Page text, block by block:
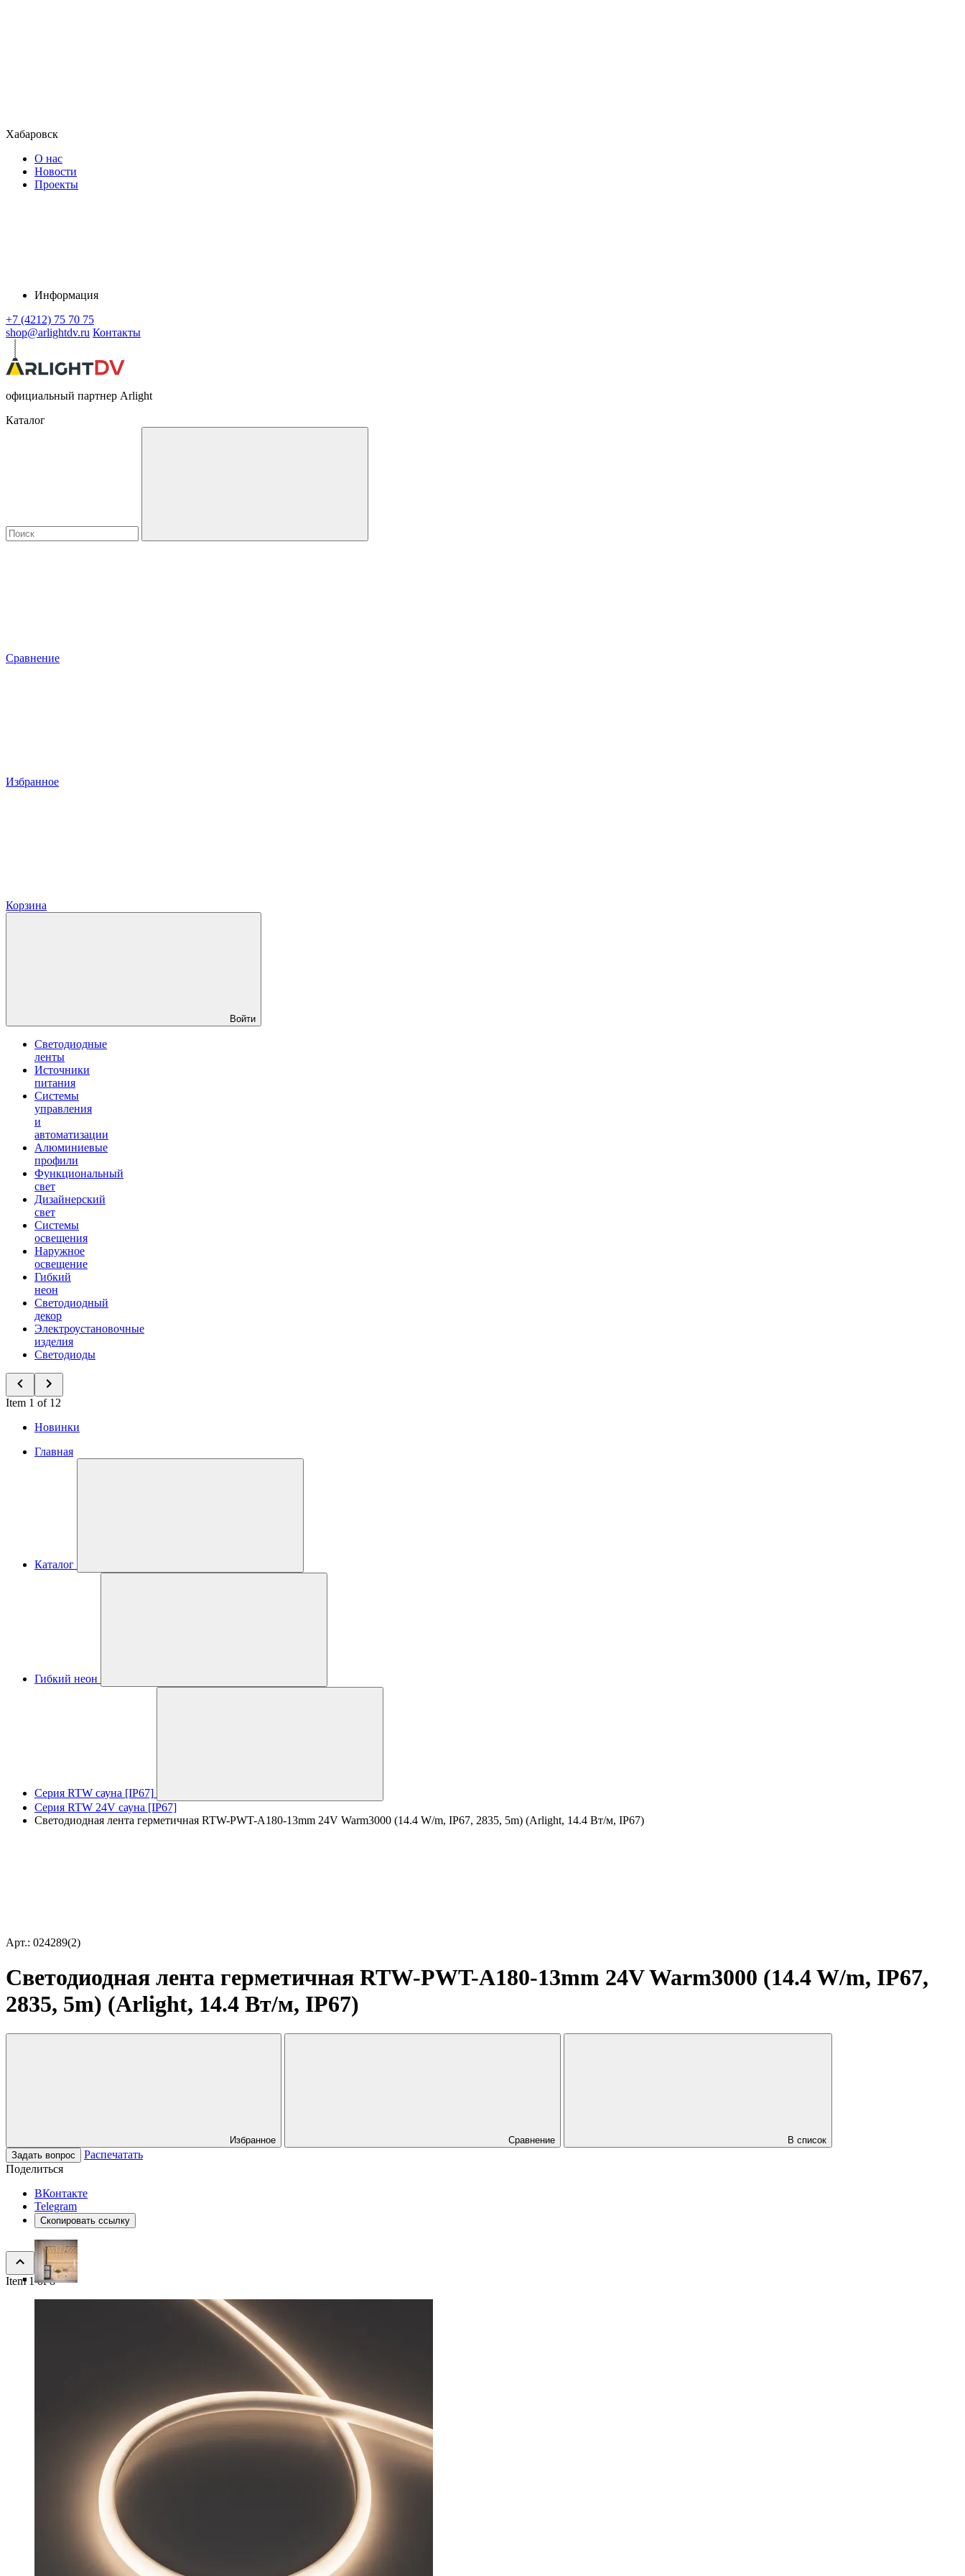
Хабаровск
О нас
Новости
Проекты
Информация
+7 (4212) 75 70 75
shop@arlightdv.ru Контакты
официальный партнер Arlight
Каталог
Сравнение
Избранное
Корзина
Войти
Светодиодные
ленты
Источники
питания
Системы
управления
и
автоматизации
Алюминиевые
профили
Функциональный
свет
Дизайнерский
свет
Системы
освещения
Наружное
освещение
Гибкий
неон
Светодиодный
декор
Электроустановочные
изделия
Светодиоды
Item 1 of 12
Новинки
Главная
Каталог
Гибкий неон
Серия RTW сауна [IP67]
Серия RTW 24V сауна [IP67]
Светодиодная лента герметичная RTW-PWT-A180-13mm 24V Warm3000 (14.4 W/m, IP67, 2835, 5m) (Arlight, 14.4 Вт/м, IP67)
Арт.: 024289(2)
Светодиодная лента герметичная RTW-PWT-A180-13mm 24V Warm3000 (14.4 W/m, IP67,
2835, 5m) (Arlight, 14.4 Вт/м, IP67)
Избранное Сравнение
В список
Задать вопрос
Распечатать
Поделиться
ВКонтакте
Telegram
Скопировать ссылку
Item 1 of 8